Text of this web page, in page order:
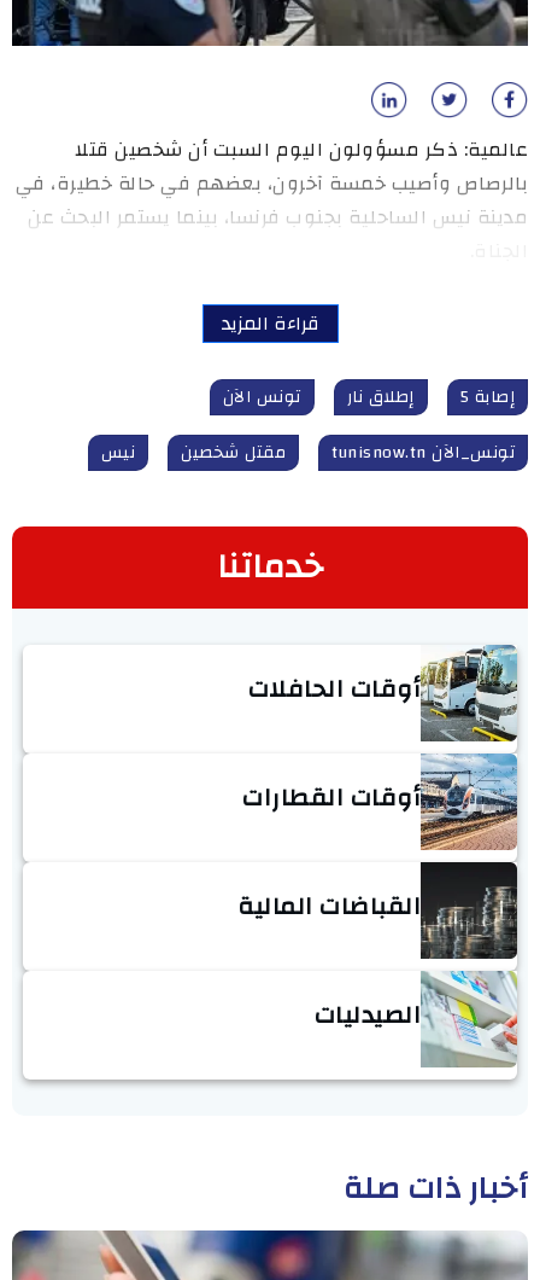
عالمية: ذكر مسؤولون اليوم السبت أن شخصين قتلا
بالرصاص وأصيب خمسة آخرون، بعضهم في حالة خطيرة، في
مدينة نيس الساحلية بجنوب فرنسا، بينما يستمر البحث عن
قراءة المزيد
إصابة 5 إطلاق نار
تونس الآن
تونس_الآن tunisnow.tn
مقتل شخصين نيس
خدماتنا
أوقات الحافلات
أوقات القطارات
القباضات المالية
الصيدليات
أخبار ذات صلة